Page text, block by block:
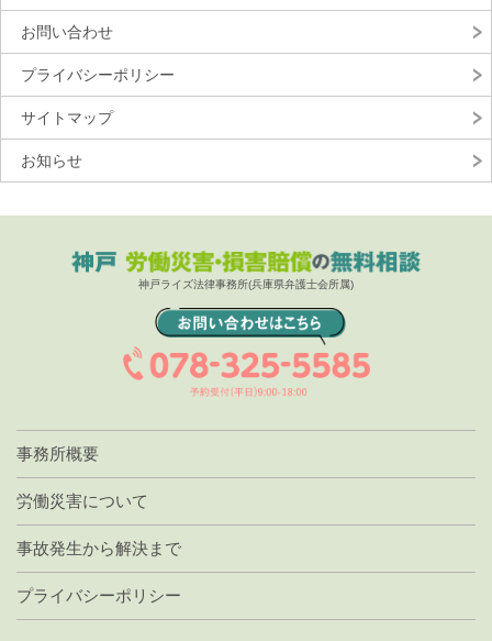
お問い合わせ
プライバシーポリシー
サイトマップ
お知らせ
神戸ライズ法律事務所(兵庫県弁護士会所属)
事務所概要
労働災害について
事故発生から解決まで
プライバシーポリシー